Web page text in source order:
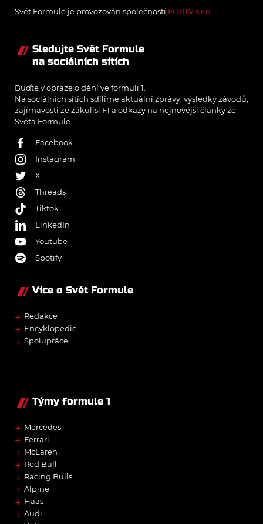
Svět Formule je provozován společností FORTV s.r.o.
Sledujte Svět Formule
na sociálních sítích
Buďte v obraze o dění ve formuli 1.
Na sociálních sítích sdílíme aktuální zprávy, výsledky závodů,
zajímavosti ze zákulisí F1 a odkazy na nejnovější články ze
Světa Formule.
Facebook
Instagram
X
Threads
Tiktok
LinkedIn
Youtube
Spotify
Více o Svět Formule
→ Redakce
→ Encyklopedie
→ Spolupráce
Týmy formule 1
→ Mercedes
→ Ferrari
→ McLaren
→ Red Bull
→ Racing Bulls
→ Alpine
→ Haas
→ Audi